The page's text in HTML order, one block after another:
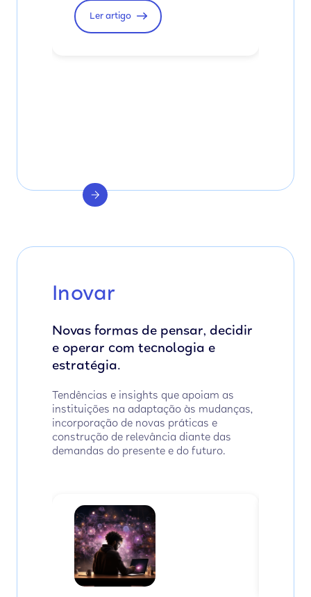
Ler artigo
Inovar
Novas formas de pensar, decidir
e operar com tecnologia e
estratégia.
Tendências e insights que apoiam as
instituições na adaptação às mudanças,
incorporação de novas práticas e
construção de relevância diante das
demandas do presente e do futuro.